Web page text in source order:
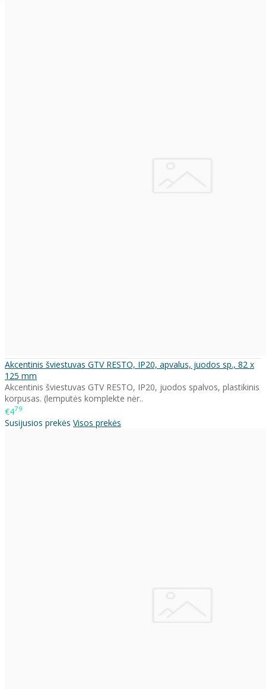
Akcentinis šviestuvas GTV RESTO, IP20, apvalus, juodos sp., 82 x
125 mm
Akcentinis šviestuvas GTV RESTO, IP20, juodos spalvos, plastikinis
korpusas. (lemputės komplekte nėr..
€479
Susijusios prekės Visos prekės